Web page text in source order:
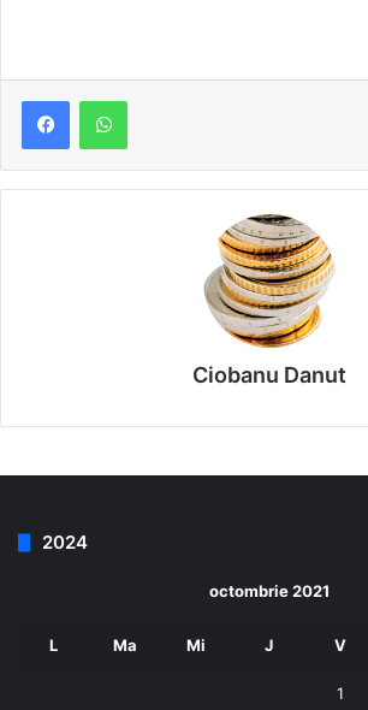
Ciobanu Danut
2024
octombrie 2021
L Ma Mi J V
1